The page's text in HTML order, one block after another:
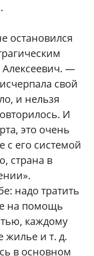
остановился
Алексеевич. —
свой
и нельзя
И
это очень
с его системой
страна в
надо тратить
на помощь
каждому
жилье и т. д.
в основном